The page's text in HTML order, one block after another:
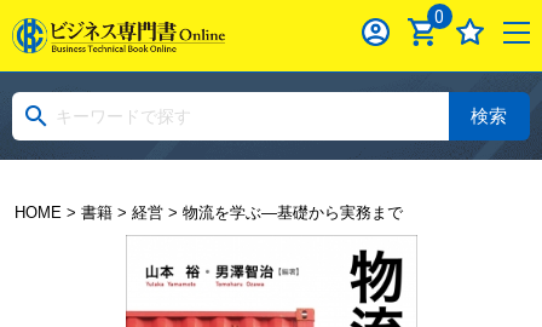
0
検索
HOME> 書籍> 経営> 物流を学ぶ―基礎から実務まで